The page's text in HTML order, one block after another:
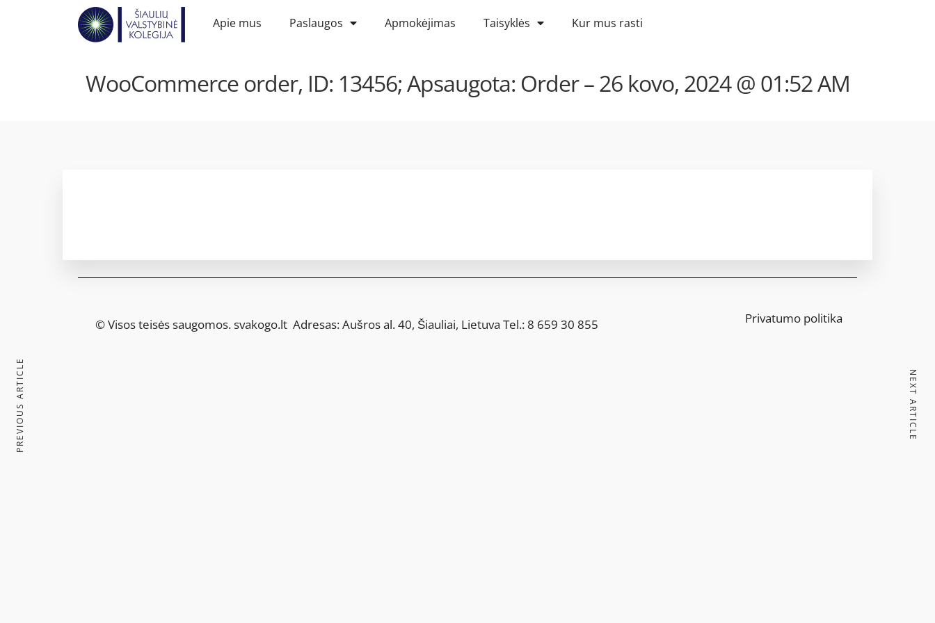
Apie mus Paslaugos Apmokėjimas Taisyklės Kur mus rasti
WooCommerce order, ID: 13456; Apsaugota: Order – 26 kovo, 2024 @ 01:52 AM
PREVIOUS ARTICLE NEXT ARTICLE
© Visos teisės saugomos.svakogo.lt Adresas: Aušros al. 40, Šiauliai, Lietuva Tel.: 8 659 30 855 Privatumo politika